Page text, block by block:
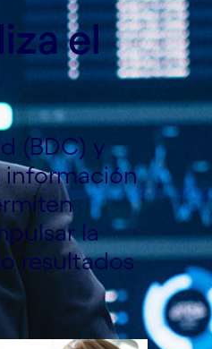
el
(BDC) y
información
la
resultados